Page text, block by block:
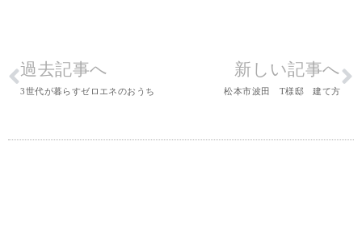
過去記事へ
3世代が暮らすゼロエネのおうち
新しい記事へ
松本市波田 T様邸 建て方